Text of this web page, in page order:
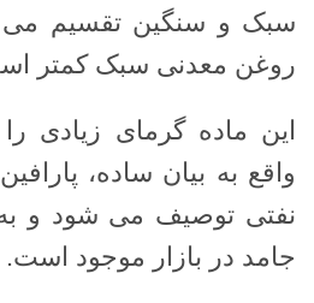
سبک و سنگین تقسیم می
روغن معدنی سبک کمتر
این ماده گرمای زیادی
واقع به بیان ساده،
نفتی توصیف می شود و
جامد در بازار موجود است.